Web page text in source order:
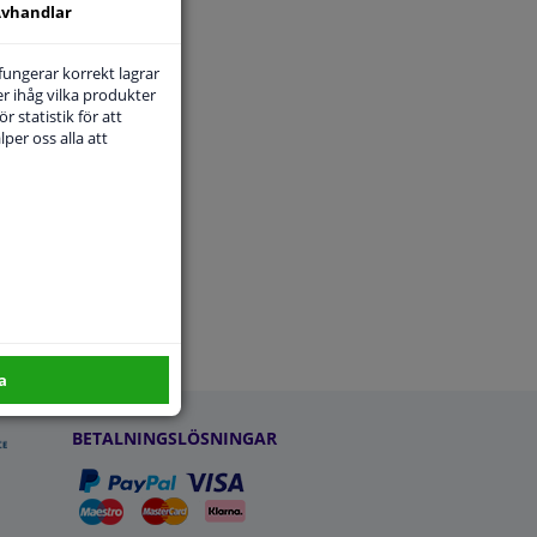
BETALNINGSLÖSNINGAR
korrekt lagrar
ihåg vilka produkter
statistik för att
oss alla att